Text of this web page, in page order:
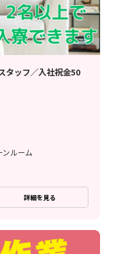
タッフ／入社祝金50
ルーム
詳細を見る